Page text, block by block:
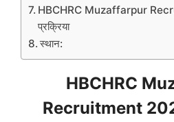
HBCHRC Muzaffarpur
प्रक्रिया
स्थान:
HBCHRC
Recruitment